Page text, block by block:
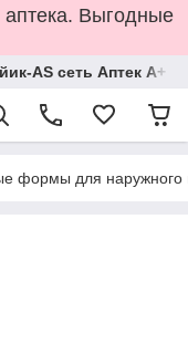
аптека. Выгодные
AS сеть Аптек А+
формы для